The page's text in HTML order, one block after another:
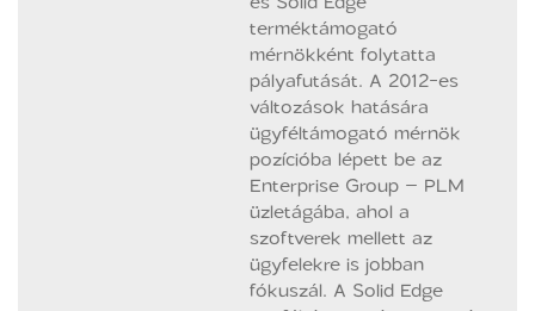
terméktámogató
mérnökként folytatta
pályafutását. A 2012-es
változások hatására
ügyféltámogató mérnök
pozícióba lépett be az
Enterprise Group – PLM
üzletágába, ahol a
szoftverek mellett az
ügyfelekre is jobban
fókuszál. A Solid Edge